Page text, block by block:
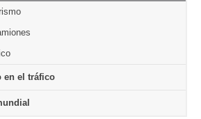
en el tráfico